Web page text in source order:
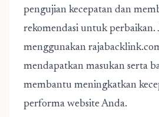
pengujian kecepatan dan
rekomendasi untuk perbaikan.
menggunakan
mendapatkan masukan serta
membantu meningkatkan
performa website Anda.